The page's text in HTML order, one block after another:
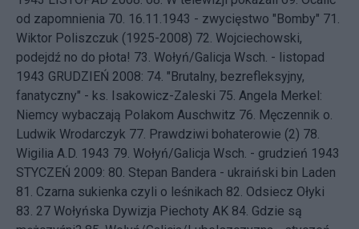
od zapomnienia 70. 16.11.1943 - zwycięstwo "Bomby" 71.
Wiktor Poliszczuk (1925-2008) 72. Wojciechowski,
podejdź no do płota! 73. Wołyń/Galicja Wsch. - listopad
1943 GRUDZIEŃ 2008: 74. "Brutalny, bezrefleksyjny,
fanatyczny" - ks. Isakowicz-Zaleski 75. Angela Merkel:
Niemcy wybaczają Polakom Auschwitz 76. Męczennik o.
Ludwik Wrodarczyk 77. Prawdziwi bohaterowie (2) 78.
Wigilia A.D. 1943 79. Wołyń/Galicja Wsch. - grudzień 1943
STYCZEŃ 2009: 80. Stepan Bandera - ukraiński bin Laden
81. Czarna sukienka czyli o leśnikach 82. Odsiecz Ołyki
83. 27 Wołyńska Dywizja Piechoty AK 84. Gdzie są